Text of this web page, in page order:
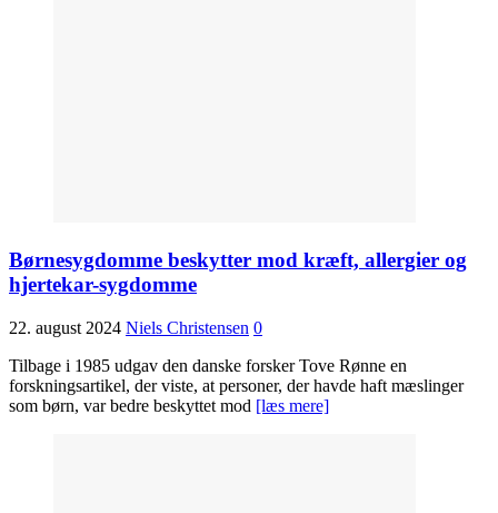
Børnesygdomme beskytter mod kræft, allergier og
hjertekar-sygdomme
22. august 2024 Niels Christensen 0
Tilbage i 1985 udgav den danske forsker Tove Rønne en
forskningsartikel, der viste, at personer, der havde haft mæslinger
som børn, var bedre beskyttet mod [læs mere]